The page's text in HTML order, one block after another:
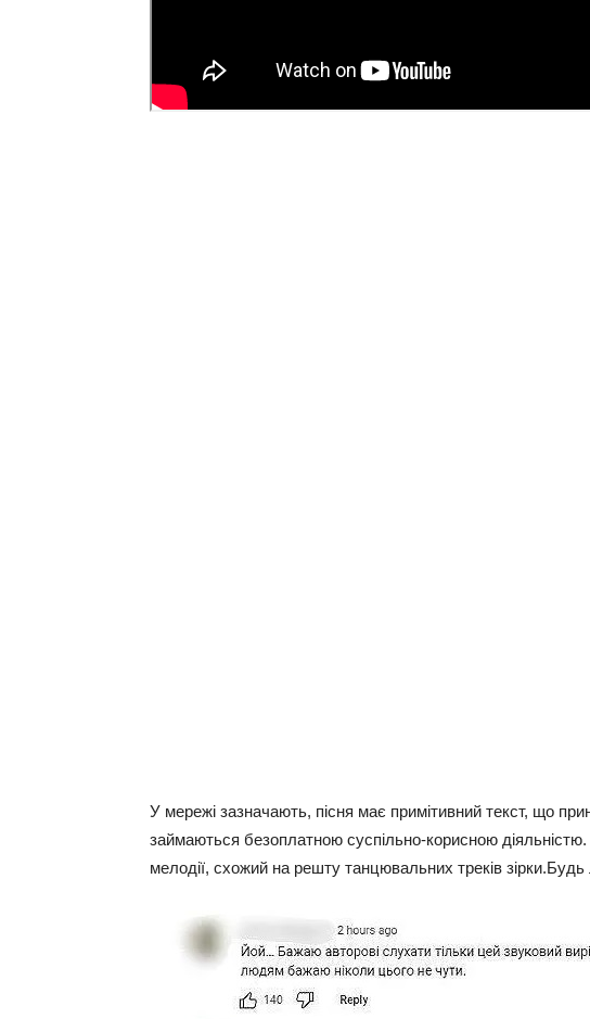
У мережі зазначають, пісня має примітивний текст, що
займаються безоплатною суспільно-корисною
мелодії, схожий на решту танцювальних треків